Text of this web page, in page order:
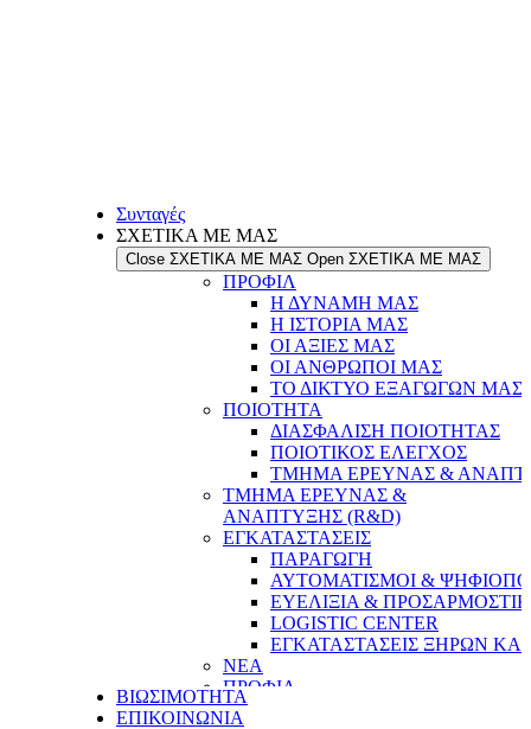
Συνταγές
ΣΧΕΤΙΚΑ ΜΕ ΜΑΣ
Close ΣΧΕΤΙΚΑ ΜΕ ΜΑΣ Open ΣΧΕΤΙΚΑ ΜΕ ΜΑΣ
ΠΡΟΦΙΛ
Η ΔΥΝΑΜΗ ΜΑΣ
Η ΙΣΤΟΡΙΑ ΜΑΣ
ΟΙ ΑΞΙΕΣ ΜΑΣ
ΟΙ ΑΝΘΡΩΠΟΙ ΜΑΣ
ΤΟ ΔΙΚΤΥΟ ΕΞΑΓΩΓΩΝ ΜΑΣ
ΠΟΙΟΤΗΤΑ
ΔΙΑΣΦΑΛΙΣΗ ΠΟΙΟΤΗΤΑΣ
ΠΟΙΟΤΙΚΟΣ ΕΛΕΓΧΟΣ
ΤΜΗΜΑ ΕΡΕΥΝΑΣ &
ΤΜΗΜΑ ΕΡΕΥΝΑΣ &
ΑΝΑΠΤΥΞΗΣ (R&D)
ΕΓΚΑΤΑΣΤΑΣΕΙΣ
ΠΑΡΑΓΩΓΗ
ΑΥΤΟΜΑΤΙΣΜΟΙ &
ΕΥΕΛΙΞΙΑ &
LOGISTIC CENTER
ΕΓΚΑΤΑΣΤΑΣΕΙΣ ΞΗΡΩΝ
ΝΕΑ
ΠΡΟΦΙΛ
ΒΙΩΣΙΜΟΤΗΤΑ
ΕΠΙΚΟΙΝΩΝΙΑ